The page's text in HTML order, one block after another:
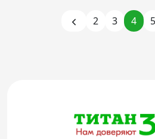
2 3 4 5